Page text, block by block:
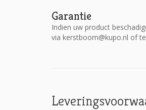
Garantie
Indien uw product
via kerstboom@kupo.nl of